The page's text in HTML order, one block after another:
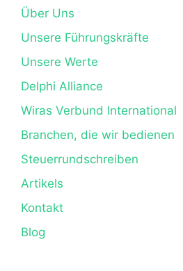
Über Uns
Unsere Führungskräfte
Unsere Werte
Delphi Alliance
Wiras Verbund International
Branchen, die wir bedienen
Steuerrundschreiben
Artikels
Kontakt
Blog